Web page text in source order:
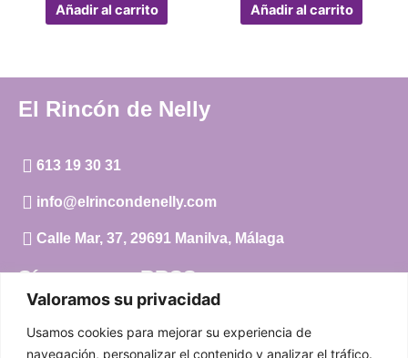
Valoramos su privacidad
Usamos cookies para mejorar su experiencia de
navegación, personalizar el contenido y analizar el tráfico.
Añadir al carrito Añadir al carrito
El Rincón de Nelly
613 19 30 31
info@elrincondenelly.com
Calle Mar, 37, 29691 Manilva, Málaga
Síguenos en RRSS
Facebook